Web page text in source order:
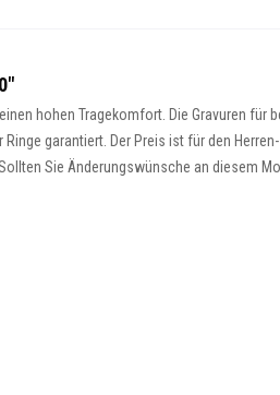
hohen Tragekomfort. Die Gravuren für
garantiert. Der Preis ist für den
Sie Änderungswünsche an diesem